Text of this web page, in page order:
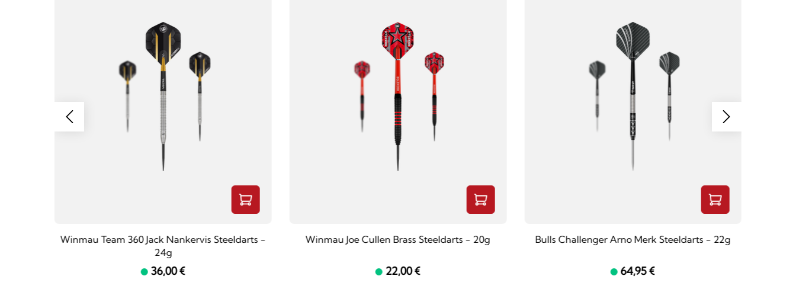
Winmau Team 360 Jack Nankervis Steeldarts -
24g
36,00 €
Winmau Joe Cullen Brass Steeldarts - 20g
22,00 €
Bulls Challenger Arno Merk Steeldarts - 22g
64,95 €